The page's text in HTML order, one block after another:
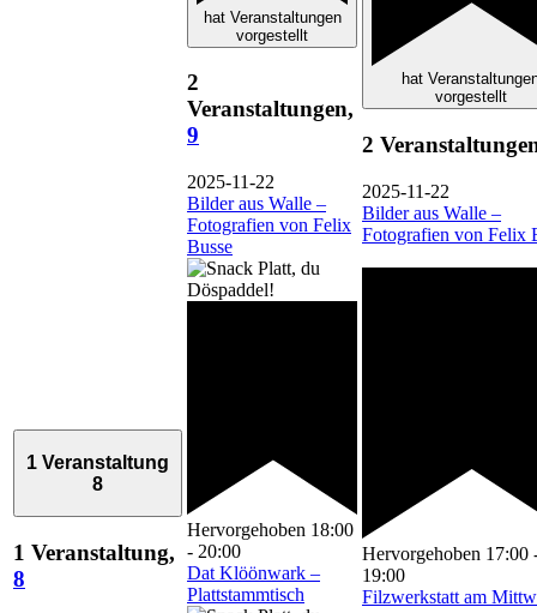
1 Veranstaltung
8
1 Veranstaltung,
8
hat Veranstaltungen
vorgestellt
2
Veranstaltungen,
9
2025-11-22
Bilder aus Walle –
Fotografien von Felix
Busse
Hervorgehoben 18:00
- 20:00
Dat Klöönwark –
Plattstammtisch
hat
vorgestellt
2
2025-11-22
Bilder aus Walle –
Fotografien von Felix
Hervorgehoben 17:00
19:00
Filzwerkstatt am